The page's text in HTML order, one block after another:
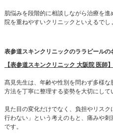
肌悩みを段階的に相談しながら治療を
院を重ねやすいクリニックといえるでし
表参道スキンクリニックのララピールの
【表参道スキンクリニック 大阪院 医師
髙見先生は、年齢や性別を問わず多様
方法を丁寧に整理する姿勢を大切にして
見た目の変化だけでなく、負担やリス
行わない」という考えのもと、痛みや
です。